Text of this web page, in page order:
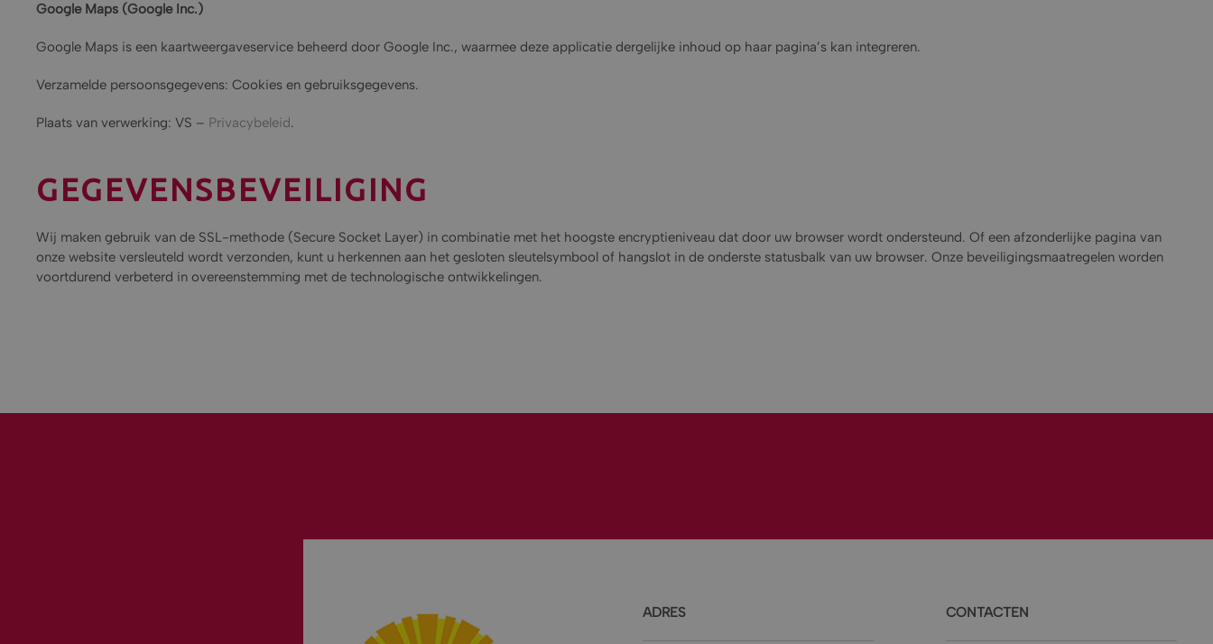
Google Maps (Google Inc.)
Google Maps is een kaartweergaveservice beheerd door Google Inc., waarmee deze applicatie dergelijke inhoud op haar pagina’s kan integreren.
Verzamelde persoonsgegevens: Cookies en gebruiksgegevens.
Plaats van verwerking: VS – Privacybeleid.
GEGEVENSBEVEILIGING
Wij maken gebruik van de SSL-methode (Secure Socket Layer) in combinatie met het hoogste encryptieniveau dat door uw browser wordt ondersteund. Of een afzonderlijke pagina van
onze website versleuteld wordt verzonden, kunt u herkennen aan het gesloten sleutelsymbool of hangslot in de onderste statusbalk van uw browser. Onze beveiligingsmaatregelen worden
voortdurend verbeterd in overeenstemming met de technologische ontwikkelingen.
ADRES CONTACTEN